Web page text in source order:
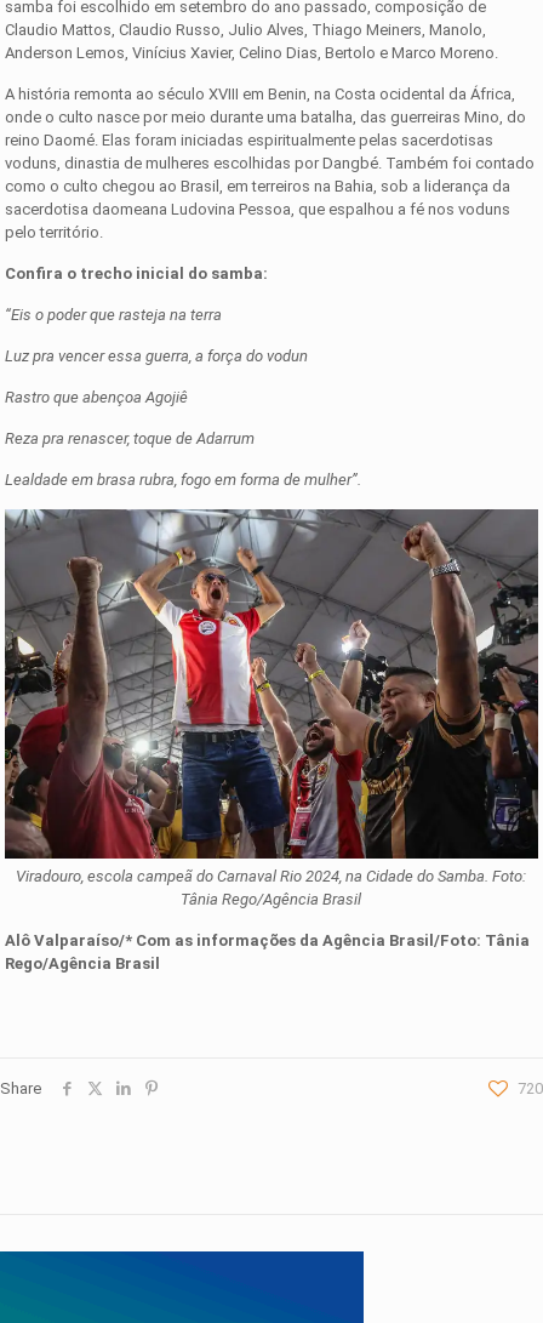
samba foi escolhido em setembro do ano passado, composição de
Claudio Mattos, Claudio Russo, Julio Alves, Thiago Meiners, Manolo,
Anderson Lemos, Vinícius Xavier, Celino Dias, Bertolo e Marco Moreno.
A história remonta ao século XVIII em Benin, na Costa ocidental da África,
onde o culto nasce por meio durante uma batalha, das guerreiras Mino, do
reino Daomé. Elas foram iniciadas espiritualmente pelas sacerdotisas
voduns, dinastia de mulheres escolhidas por Dangbé. Também foi contado
como o culto chegou ao Brasil, em terreiros na Bahia, sob a liderança da
sacerdotisa daomeana Ludovina Pessoa, que espalhou a fé nos voduns
pelo território.
Confira o trecho inicial do samba:
“Eis o poder que rasteja na terra
Luz pra vencer essa guerra, a força do vodun
Rastro que abençoa Agojiê
Reza pra renascer, toque de Adarrum
Lealdade em brasa rubra, fogo em forma de mulher”.
Viradouro, escola campeã do Carnaval Rio 2024, na Cidade do Samba. Foto:
Tânia Rego/Agência Brasil
Alô Valparaíso/* Com as informações daAgência Brasil/Foto: Tânia
Rego/Agência Brasil
Share 720